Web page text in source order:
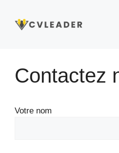
contenu
Contactez
Votre nom